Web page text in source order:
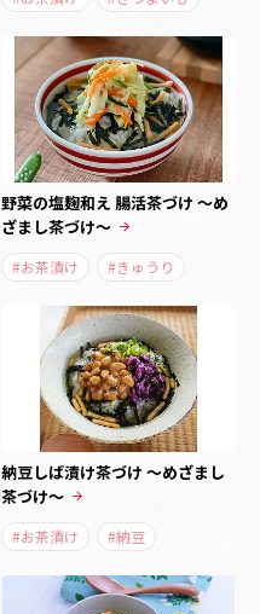
野菜の塩麹和え 腸活茶づけ ～め
ざまし茶づけ～
#お茶漬け #きゅうり
納豆しば漬け茶づけ ～めざまし
茶づけ～
#お茶漬け #納豆